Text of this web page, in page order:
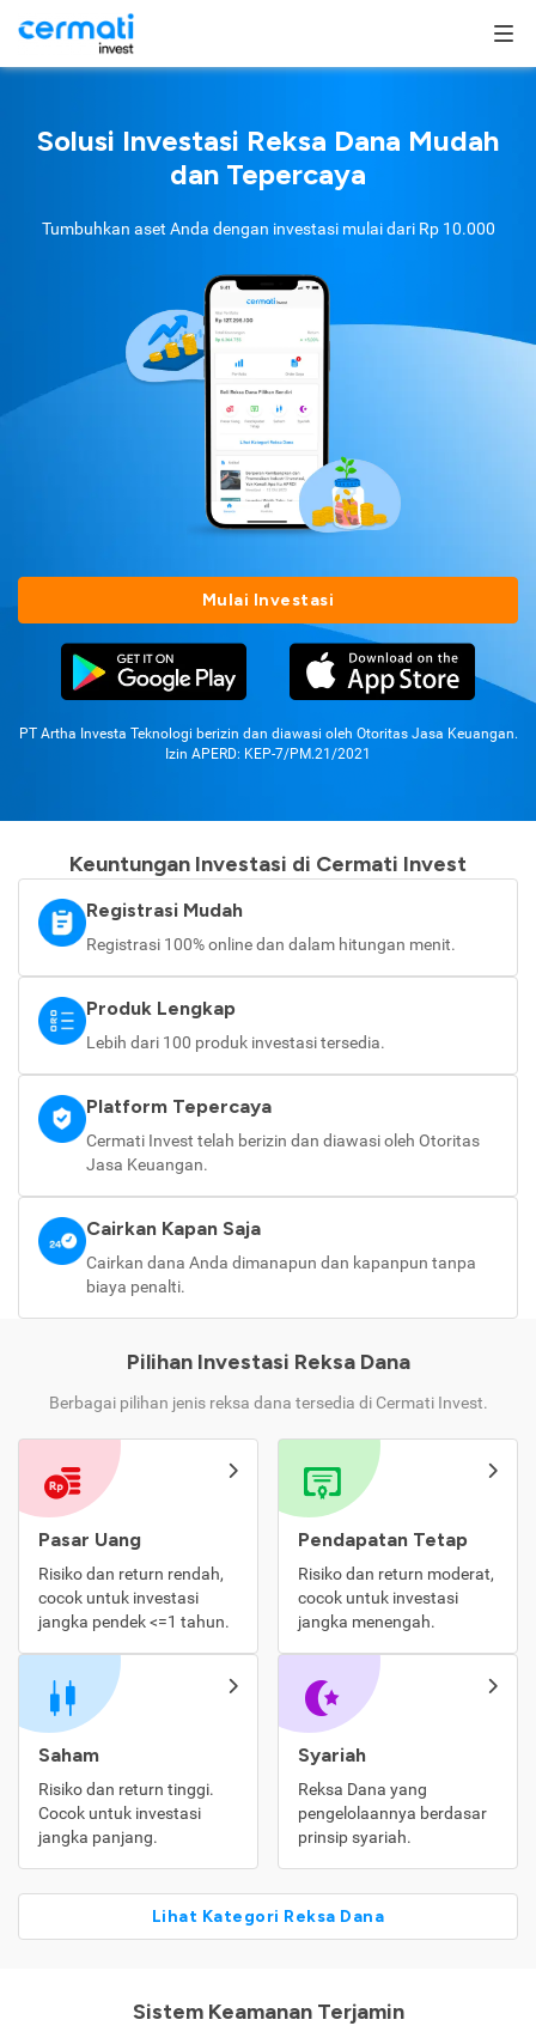
Solusi Investasi Reksa Dana Mudah
dan Tepercaya
Tumbuhkan aset Anda dengan investasi mulai dari Rp 10.000
Mulai Investasi
PT Artha Investa Teknologi berizin dan diawasi oleh Otoritas Jasa Keuangan.
Izin APERD: KEP-7/PM.21/2021
Keuntungan Investasi di Cermati Invest
Registrasi Mudah
Registrasi 100% online dan dalam hitungan menit.
Produk Lengkap
Lebih dari 100 produk investasi tersedia.
Platform Tepercaya
Cermati Invest telah berizin dan diawasi oleh Otoritas
Jasa Keuangan.
Cairkan Kapan Saja
Cairkan dana Anda dimanapun dan kapanpun tanpa
biaya penalti.
Pilihan Investasi Reksa Dana
Berbagai pilihan jenis reksa dana tersedia di Cermati Invest.
Pasar Uang
Risiko dan return rendah,
cocok untuk investasi
jangka pendek <=1 tahun.
Pendapatan Tetap
Risiko dan return moderat,
cocok untuk investasi
jangka menengah.
Saham
Risiko dan return tinggi.
Cocok untuk investasi
jangka panjang.
Syariah
Reksa Dana yang
pengelolaannya berdasar
prinsip syariah.
Lihat Kategori Reksa Dana
Sistem Keamanan Terjamin